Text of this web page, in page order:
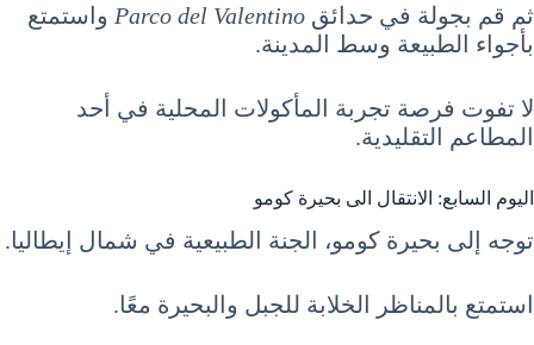
ثم قم بجولة في حدائق Parco del Valentino واستمتع
بأجواء الطبيعة وسط المدينة.
لا تفوت فرصة تجربة المأكولات المحلية في أحد
المطاعم التقليدية.
اليوم السابع: الانتقال الى بحيرة كومو
توجه إلى بحيرة كومو، الجنة الطبيعية في شمال إيطاليا.
استمتع بالمناظر الخلابة للجبل والبحيرة معًا.